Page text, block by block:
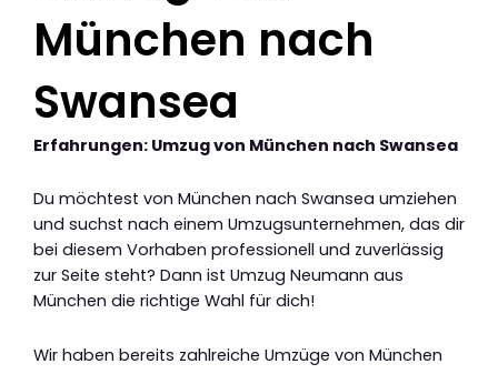
München nach
Swansea
Erfahrungen: Umzug von München nach Swansea
Du möchtest von München nach Swansea umziehen
und suchst nach einem Umzugsunternehmen, das dir
bei diesem Vorhaben professionell und zuverlässig
zur Seite steht? Dann ist Umzug Neumann aus
München die richtige Wahl für dich!
Wir haben bereits zahlreiche Umzüge von München